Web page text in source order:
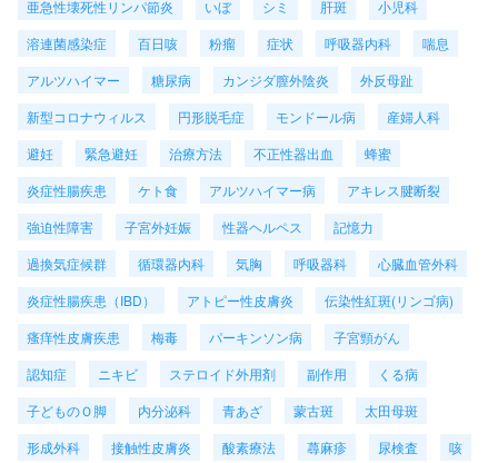
亜急性壊死性リンパ節炎 いぼ シミ 肝斑
小児科
溶連菌感染症
百日咳 粉瘤 症状 呼吸器内科
喘息
アルツハイマー
糖尿病 カンジダ膣外陰炎
外反母趾
新型コロナウィルス
円形脱毛症 モンドール病
産婦人科
避妊
緊急避妊 治療方法 不正性器出血
蜂蜜
炎症性腸疾患
ケト食 アルツハイマー病
アキレス腱断裂
強迫性障害
子宮外妊娠 性器ヘルペス
記憶力
過換気症候群
循環器内科 気胸 呼吸器科
心臓血管外科
炎症性腸疾患（IBD）
アトピー性皮膚炎
伝染性紅斑(リンゴ病)
瘙痒性皮膚疾患
梅毒 パーキンソン病
子宮頸がん
認知症
ニキビ ステロイド外用剤 副作用
くる病
子どものＯ脚
内分泌科 青あざ 蒙古斑
太田母斑
形成外科
接触性皮膚炎 酸素療法 蕁麻疹 尿検査
咳